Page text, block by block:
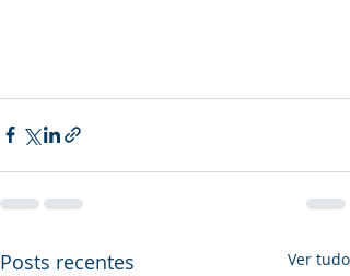
Posts recentes Ver tudo